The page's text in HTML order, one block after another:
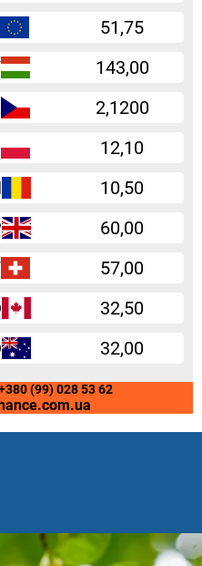
51,75
143,00
2,1200
12,10
10,50
60,00
57,00
32,50
32,00
(99) 028 53 62